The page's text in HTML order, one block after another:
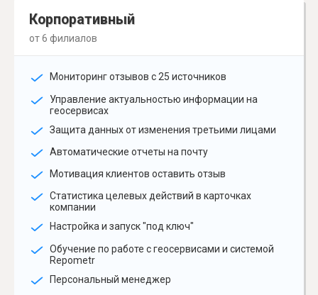
Корпоративный
от 6 филиалов
Мониторинг отзывов с 25 источников
Управление актуальностью информации на
геосервисах
Защита данных от изменения третьими лицами
Автоматические отчеты на почту
Мотивация клиентов оставить отзыв
Статистика целевых действий в карточках
компании
Настройка и запуск "под ключ"
Обучение по работе с геосервисами и системой
Repometr
Персональный менеджер